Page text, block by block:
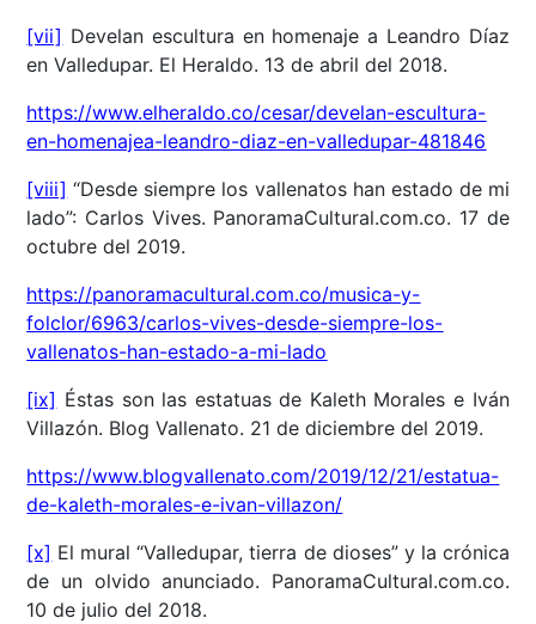
[vii] Develan escultura en homenaje a Leandro Díaz
en Valledupar. El Heraldo. 13 de abril del 2018.
https://www.elheraldo.co/cesar/develan-escultura-
en-homenajea-leandro-diaz-en-valledupar-481846
[viii] “Desde siempre los vallenatos han estado de mi
lado”: Carlos Vives. PanoramaCultural.com.co. 17 de
octubre del 2019.
https://panoramacultural.com.co/musica-y-
folclor/6963/carlos-vives-desde-siempre-los-
vallenatos-han-estado-a-mi-lado
[ix] Éstas son las estatuas de Kaleth Morales e Iván
Villazón. Blog Vallenato. 21 de diciembre del 2019.
https://www.blogvallenato.com/2019/12/21/estatua-
de-kaleth-morales-e-ivan-villazon/
[x] El mural “Valledupar, tierra de dioses” y la crónica
de un olvido anunciado. PanoramaCultural.com.co.
10 de julio del 2018.